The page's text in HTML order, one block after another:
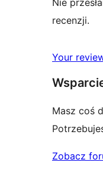
Nie
recenzji.
Your
Masz coś
Zobacz